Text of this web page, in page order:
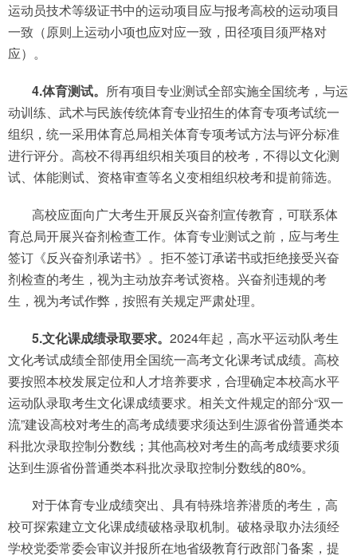
运动员技术等级证书中的运动项目应与报考高校的运动项目
一致（原则上运动小项也应对应一致，田径项目须严格对
应）。
4.体育测试。 所有项目专业测试全部实施全国统考，与运
动训练、武术与民族传统体育专业招生的体育专项考试统一
组织，统一采用体育总局相关体育专项考试方法与评分标准
进行评分。高校不得再组织相关项目的校考，不得以文化测
试、体能测试、资格审查等名义变相组织校考和提前筛选。
高校应面向广大考生开展反兴奋剂宣传教育，可联系体
育总局开展兴奋剂检查工作。体育专业测试之前，应与考生
签订《反兴奋剂承诺书》。拒不签订承诺书或拒绝接受兴奋
剂检查的考生，视为主动放弃考试资格。兴奋剂违规的考
生，视为考试作弊，按照有关规定严肃处理。
5.文化课成绩录取要求。 2024年起，高水平运动队考生
文化考试成绩全部使用全国统一高考文化课考试成绩。高校
要按照本校发展定位和人才培养要求，合理确定本校高水平
运动队录取考生文化课成绩要求。相关文件规定的部分“双一
流”建设高校对考生的高考成绩要求须达到生源省份普通类本
科批次录取控制分数线；其他高校对考生的高考成绩要求须
达到生源省份普通类本科批次录取控制分数线的80%。
对于体育专业成绩突出、具有特殊培养潜质的考生，高
校可探索建立文化课成绩破格录取机制。破格录取办法须经
学校党委常委会审议并报所在地省级教育行政部门备案，提